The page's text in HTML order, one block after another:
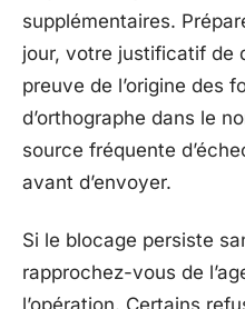
supplémentaires.
jour, votre justificatif de
preuve de l’origine des
d’orthographe dans le
source fréquente
avant d’envoyer.
Si le blocage persiste
rapprochez-vous de
l’opération. Certains